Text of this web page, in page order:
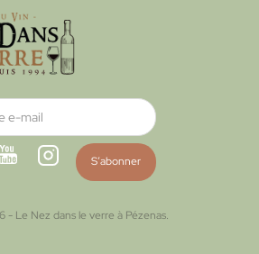
YouTubeInstagram
Le Nez dans le verre à Pézenas.